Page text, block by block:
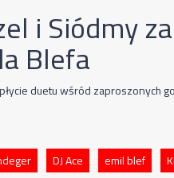
i Siódmy
Blefa
duetu wśród zaproszonych
DJ Ace emil blef